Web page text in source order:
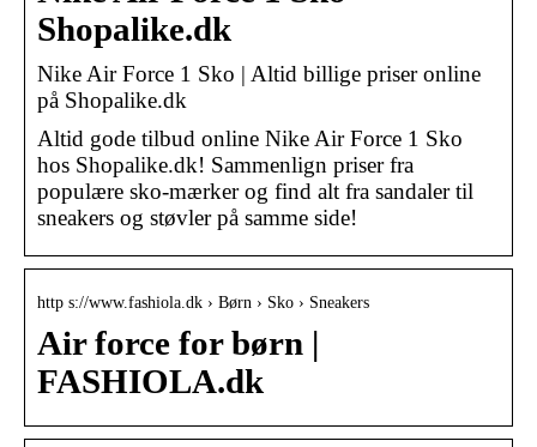
Shopalike.dk
Nike Air Force 1 Sko | Altid billige priser online
på Shopalike.dk
Altid gode tilbud online Nike Air Force 1 Sko
hos Shopalike.dk! Sammenlign priser fra
populære sko-mærker og find alt fra sandaler til
sneakers og støvler på samme side!
http s://www.fashiola.dk › Børn › Sko › Sneakers
Air force for børn |
FASHIOLA.dk